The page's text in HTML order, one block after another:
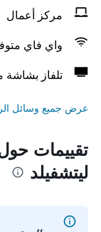
مركز أعمال
واي فاي
تلفاز
عرض جميع وسائل
تقييمات حول
ليتشفيلد